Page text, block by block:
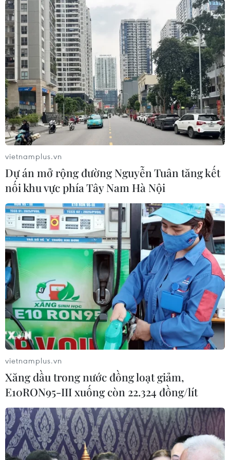
#UNICEF #COVID-19
#vật tư y tế
#dụng cụ xét nghiệm
Theo dõi VietnamPlus
TIN LIÊN QUAN
Ghi nhận ca nhiễm SARS-CoV-2 đầu tiên
trên đảo ở Nam Thái Bình Dương
12/03/2020 06:41
Nghị sỹ Maina Sage đã cảm thấy mệt từ ngày 9/3, hai
vietnamplus.vn
Dự án mở rộng đường Nguyễn Tuân tăng kết
nối khu vực phía Tây Nam Hà Nội
vietnamplus.vn
Xăng dầu trong nước đồng loạt giảm,
E10RON95-III xuống còn 22.324 đồng/lít